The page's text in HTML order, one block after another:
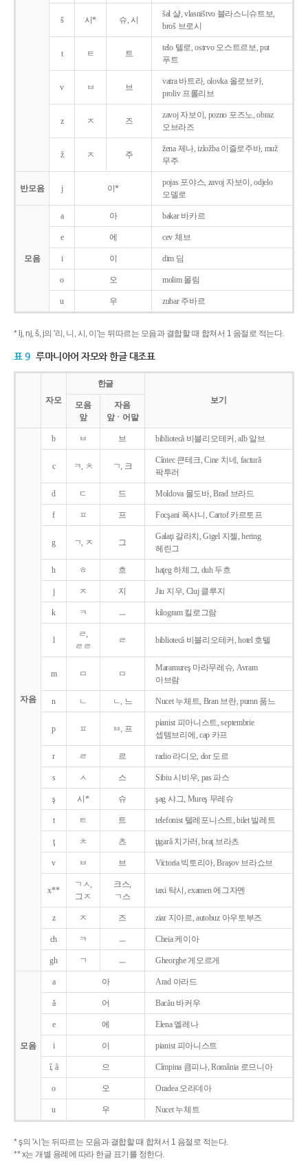
š 시* 슈, 시
šal 샬, vlasništvo 블라스니슈트보,
broš 브로시
t ㅌ 트
telo 텔로, ostrvo 오스트르보, put
푸트
v ㅂ 브
vatra 바트라, olovka 올로브카,
proliv 프롤리브
z ㅈ 즈
zavoj 자보이, pozno 포즈노, obraz
오브라즈
ž ㅈ 주
žena 제나, izložba 이즐로주바, muž
무주
반모음 j 이*
pojas 포야스, zavoj 자보이, odjelo
오델로
모음
a 아 bakar 바카르
e 에 cev 체브
i 이 dim 딤
o 오 molim 몰림
u 우 zubar 주바르
* lj, nj, š, j의 '리, 니, 시, 이'는 뒤따르는 모음과 결합할 때 합쳐서 1 음절로 적는다.
표 9 루마니아어 자모와 한글 대조표
자모
한글
보기
모음
앞
자음
앞ㆍ어말
자음
b ㅂ 브 bibliotecǎ 비블리오테커, alb 알브
c ㅋ, ㅊ ㄱ, 크
Cîntec 큰테크, Cine 치네, facturǎ
팍투러
d ㄷ 드 Moldova 몰도바, Brad 브라드
f ㅍ 프 Focşani 폭샤니, Cartof 카르토프
g ㄱ, ㅈ 그
Galaţi 갈라치, Gigel 지젤, hering
헤린그
h ㅎ 흐 haţeg 하체그, duh 두흐
j ㅈ 지 Jiu 지우, Cluj 클루지
k ㅋ ㅡ kilogram 킬로그람
l
ㄹ,
ㄹㄹ
ㄹ bibliotecǎ 비블리오테커, hotel 호텔
m ㅁ ㅁ
Maramureş 마라무레슈, Avram
아브람
n ㄴ ㄴ, 느 Nucet 누체트, Bran 브란, pumn 품느
p ㅍ ㅂ, 프
pianist 피아니스트, septembrie
셉템브리에, cap 카프
r ㄹ 르 radio 라디오, dor 도르
s ㅅ 스 Sibiu 시비우, pas 파스
ş 시* 슈 şag 샤그, Mureş 무레슈
t ㅌ 트 telefonist 텔레포니스트, bilet 빌레트
ţ ㅊ 츠 ţigarǎ 치가러, braţ 브라츠
v ㅂ 브 Victoria 빅토리아, Braşov 브라쇼브
x**
ㄱㅅ,
그ㅈ
크스,
ㄱ스
taxi 탁시, examen 에그자멘
z ㅈ 즈 ziar 지아르, autobuz 아우토부즈
ch ㅋ ㅡ Cheia 케이아
gh ㄱ ㅡ Gheorghe 게오르게
모음
a 아 Arad 아라드
ǎ 어 Bacǎu 바커우
e 에 Elena 엘레나
i 이 pianist 피아니스트
î, â 으 Cîmpina 큼피나, România 로므니아
o 오 Oradea 오라데아
u 우 Nucet 누체트
* ş의 '시'는 뒤따르는 모음과 결합할 때 합쳐서 1 음절로 적는다.
** x는 개별 용례에 따라 한글 표기를 정한다.